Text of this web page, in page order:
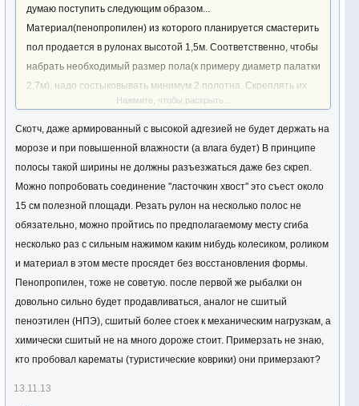
думаю поступить следующим образом...
Материал(пенопропилен) из которого планируется смастерить
пол продается в рулонах высотой 1,5м. Соответственно, чтобы
набрать необходимый размер пола(к примеру диаметр палатки
2,7м), надо состыковывать минимум 2 полотна. Скреплять их
между собой скотчем, ну и как следствие это будет место сгиба
для последующего компактного скручивания в рулон. Так а
почему бы эти 2 полотна(из которых набрали необходимый
размер пола) не раскроить вдоль еще пополам, и соединить
таким же образом(скотчем), чем мы увеличим кол-во полос и
сгибов и складывать будем не один раз а - три, соответственно
уменьшив высоту свернутого в рулон пола.
А насчет примерзания что-то я не читал негативных отзывов,
вроде все с полом возвращались со льда)))
Нажмите, чтобы раскрыть...
Скотч, даже армированный с высокой адгезией не будет держать на
морозе и при повышенной влажности (а влага будет) В принципе
полосы такой ширины не должны разъезжаться даже без скреп.
Можно попробовать соединение "ласточкин хвост" это съест около
15 см полезной площади. Резать рулон на несколько полос не
обязательно, можно пройтись по предполагаемому месту сгиба
несколько раз с сильным нажимом каким нибудь колесиком, роликом
и материал в этом месте просядет без восстановления формы.
Пенопропилен, тоже не советую. после первой же рыбалки он
довольно сильно будет продавливаться, аналог не сшитый
пеноэтилен (НПЭ), сшитый более стоек к механическим нагрузкам, а
химически сшитый не на много дороже стоит. Примерзать не знаю,
кто пробовал карематы (туристические коврики) они примерзают?
13.11.13